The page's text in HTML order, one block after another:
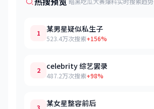
1 某男星疑似私生子
523.4万次搜索+156%
2 celebrity 综艺罢录
487.2万次搜索+98%
3 某女星整容前后